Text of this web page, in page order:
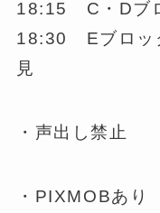
18:15 C・Dブ
18:30 Eブロッ
見
・声出し禁止
・PIXMOBあり